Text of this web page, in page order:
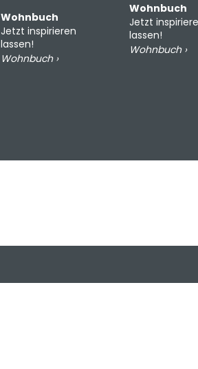
Wohnbuch
Jetzt inspirieren
lassen!
Wohnbuch ›
Wohnbuch
Jetzt
lassen!
Wohnbuch ›